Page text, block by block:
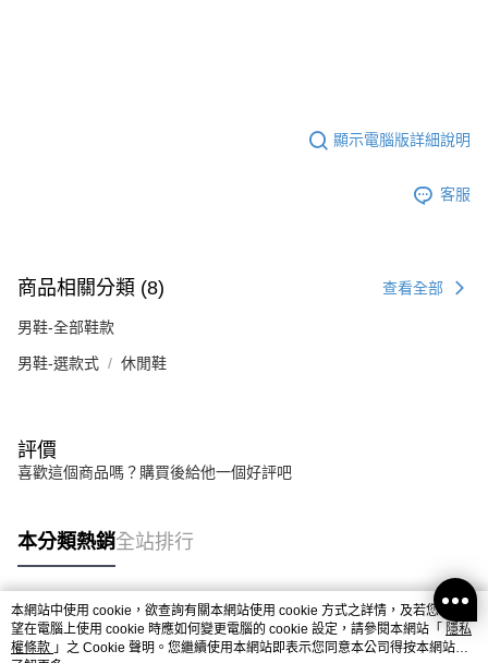
顯示電腦版詳細說明
客服
商品相關分類 (8) 查看全部
男鞋-全部鞋款
男鞋-選款式 休閒鞋
評價
喜歡這個商品嗎？購買後給他一個好評吧
本分類熱銷全站排行
熱門標籤
本網站中使用 cookie，欲查詢有關本網站使用 cookie 方式之詳情，及若您不希
望在電腦上使用 cookie 時應如何變更電腦的 cookie 設定，請參閱本網站「 隱私
權條款 」之 Cookie 聲明。您繼續使用本網站即表示您同意本公司得按本網站使